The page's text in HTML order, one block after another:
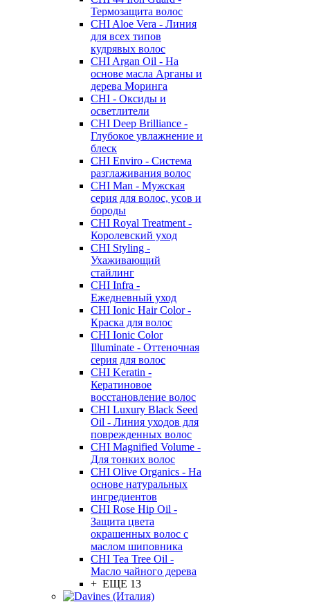
Термозащита волос
CHI Aloe Vera - Линия
для всех типов
кудрявых волос
CHI Argan Oil - На
основе масла Арганы и
дерева Моринга
CHI - Оксиды и
осветлители
CHI Deep Brilliance -
Глубокое увлажнение и
блеск
CHI Enviro - Система
разглаживания волос
CHI Man - Мужская
серия для волос, усов и
бороды
CHI Royal Treatment -
Королевский уход
CHI Styling -
Ухаживающий
стайлинг
CHI Infra -
Ежедневный уход
CHI Ionic Hair Color -
Краска для волос
CHI Ionic Color
Illuminate - Оттеночная
серия для волос
CHI Keratin -
Кератиновое
восстановление волос
CHI Luxury Black Seed
Oil - Линия уходов для
поврежденных волос
CHI Magnified Volume -
Для тонких волос
CHI Olive Organics - На
основе натуральных
ингредиентов
CHI Rose Hip Oil -
Защита цвета
окрашенных волос с
маслом шиповника
CHI Tea Tree Oil -
Масло чайного дерева
+ ЕЩЕ 13